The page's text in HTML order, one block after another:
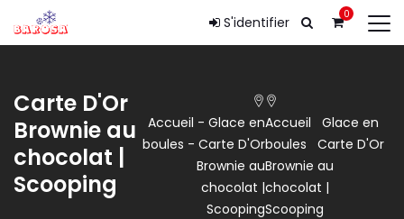
S'identifier 0
Carte D'Or
Brownie au
chocolat |
Scooping
Accueil - Glace en
boules - Carte D'Or
Brownie au
chocolat |
Scooping
Accueil
Glace en
boules
Carte D'Or
Brownie au
chocolat |
Scooping